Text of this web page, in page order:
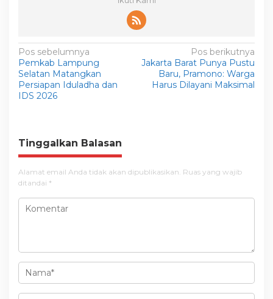
N
a
v
a
s
i
p
o
Pos sebelumnya
Pemkab Lampung
Selatan Matangkan
Persiapan Iduladha dan
IDS 2026
Pos berikutnya
Jakarta Barat Punya Pustu
Baru, Pramono: Warga
Harus Dilayani Maksimal
Tinggalkan Balasan
Alamat email Anda tidak akan dipublikasikan. Ruas yang wajib
ditandai *